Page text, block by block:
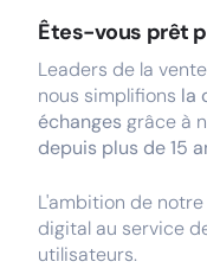
Êtes-vous prêt
Leaders de la
nous simplifions la
échanges grâce à
depuis plus de 15
L'ambition de
digital au service
utilisateurs.